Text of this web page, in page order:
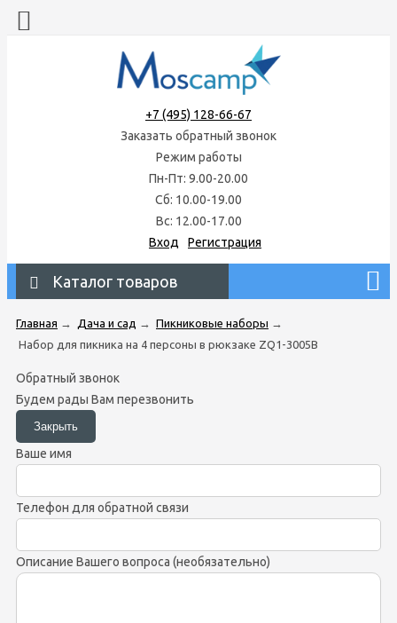
+7 (495) 128-66-67
Заказать обратный звонок
Режим работы
Пн-Пт: 9.00-20.00
Сб: 10.00-19.00
Вс: 12.00-17.00
Вход
Регистрация
Каталог товаров
Главная → Дача и сад → Пикниковые наборы →
Набор для пикника на 4 персоны в рюкзаке ZQ1-3005В
Обратный звонок
Будем рады Вам перезвонить
Ваше имя
Телефон для обратной связи
Описание Вашего вопроса (необязательно)